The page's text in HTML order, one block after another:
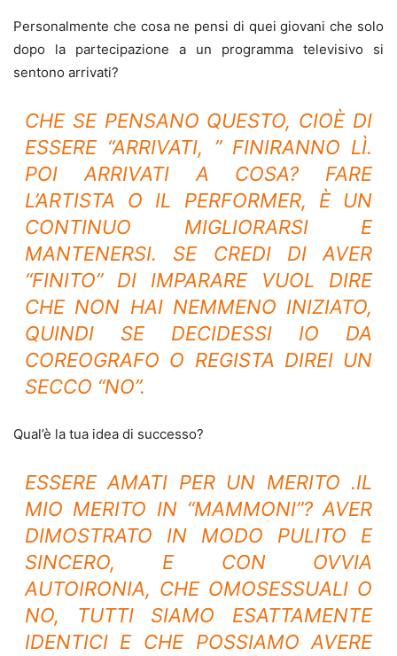
Personalmente che cosa ne pensi di quei giovani che solo
dopo la partecipazione a un programma televisivo si
sentono arrivati?
CHE SE PENSANO QUESTO, CIOÈ DI
ESSERE “ARRIVATI, ” FINIRANNO LÌ.
POI ARRIVATI A COSA? FARE
L’ARTISTA O IL PERFORMER, È UN
CONTINUO MIGLIORARSI E
MANTENERSI. SE CREDI DI AVER
“FINITO” DI IMPARARE VUOL DIRE
CHE NON HAI NEMMENO INIZIATO,
QUINDI SE DECIDESSI IO DA
COREOGRAFO O REGISTA DIREI UN
SECCO “NO”.
Qual’è la tua idea di successo?
ESSERE AMATI PER UN MERITO .IL
MIO MERITO IN “MAMMONI”? AVER
DIMOSTRATO IN MODO PULITO E
SINCERO, E CON OVVIA
AUTOIRONIA, CHE OMOSESSUALI O
NO, TUTTI SIAMO ESATTAMENTE
IDENTICI E CHE POSSIAMO AVERE